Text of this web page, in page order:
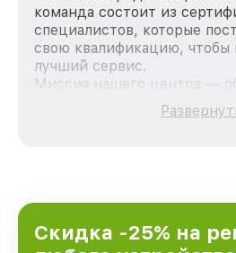
команда состоит из
специалистов, которые
свою квалификацию, чтобы
лучший сервис.
Миссия нашего центра —
качественный и доступный
каждого пользователя
городе Москве, постоянно
доверия и лояльности
Скидка -25% на